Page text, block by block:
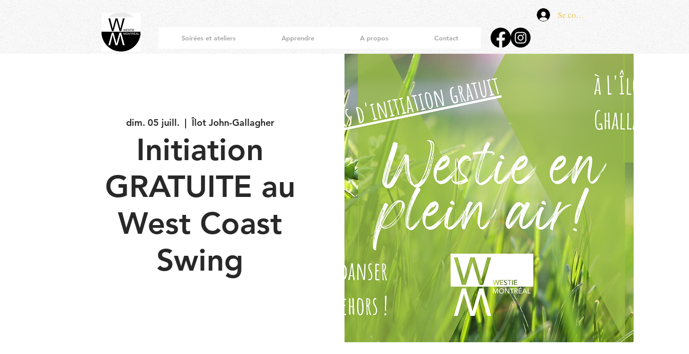
Se connecter
Soirées et ateliers Apprendre A propos Contact
dim. 05 juill.
  |
Îlot John-Gallagher
Initiation
GRATUITE au
West Coast
Swing